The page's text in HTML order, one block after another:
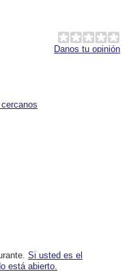
Danos tu opinión
Si usted es el
está abierto.